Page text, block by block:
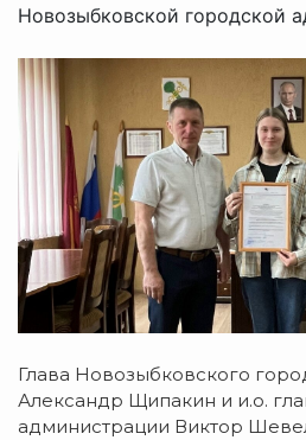
Новозыбковской городской
Глава Новозыбковского
Александр Щипакин и и.о.
администрации Виктор